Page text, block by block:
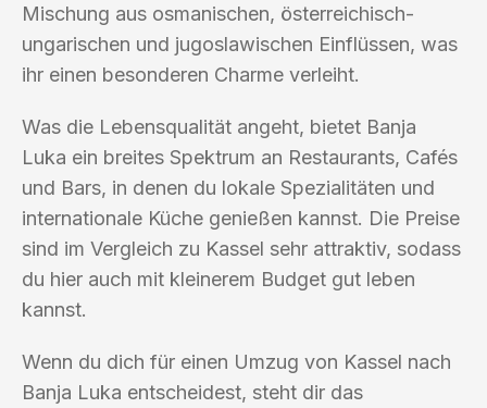
Mischung aus osmanischen, österreichisch-
ungarischen und jugoslawischen Einflüssen, was
ihr einen besonderen Charme verleiht.
Was die Lebensqualität angeht, bietet Banja
Luka ein breites Spektrum an Restaurants, Cafés
und Bars, in denen du lokale Spezialitäten und
internationale Küche genießen kannst. Die Preise
sind im Vergleich zu Kassel sehr attraktiv, sodass
du hier auch mit kleinerem Budget gut leben
kannst.
Wenn du dich für einen Umzug von Kassel nach
Banja Luka entscheidest, steht dir das